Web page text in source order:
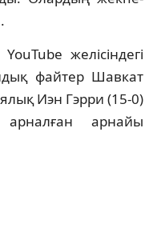
желісіндегі
файтер Шавкат
Иэн Гэрри (15-0)
арналған арнайы